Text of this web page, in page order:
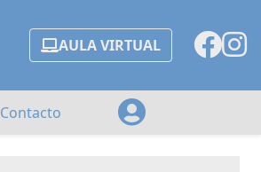
AULA VIRTUAL
Contacto